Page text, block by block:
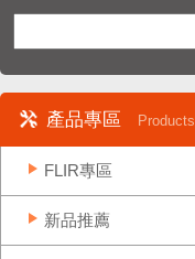
產品專區 Products
FLIR專區
新品推薦